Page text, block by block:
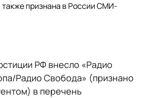
признана в России СМИ-
РФ внесло «Радио
Радио Свобода» (признано
в перечень